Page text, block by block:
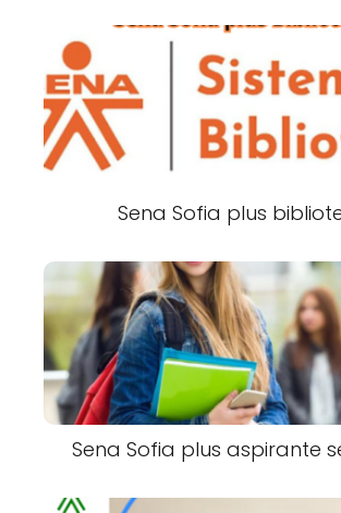
Sena Sofia plus
Sena Sofia plus aspirante